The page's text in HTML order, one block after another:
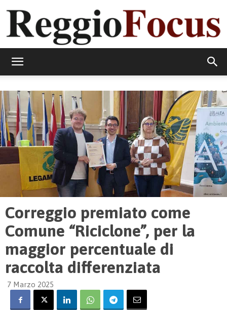
Correggio premiato come
Comune “Riciclone”, per la
maggior percentuale di
raccolta differenziata
7 Marzo 2025